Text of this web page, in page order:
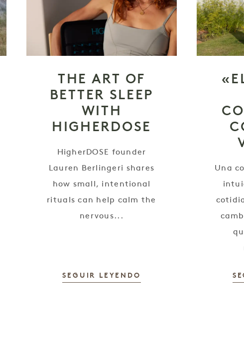
THE ART OF
BETTER SLEEP
WITH
HIGHERDOSE
HigherDOSE founder
Lauren Berlingeri shares
how small, intentional
rituals can help calm the
nervous...
SEGUIR LEYENDO
Una